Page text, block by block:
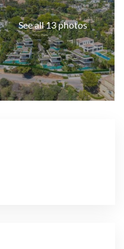
See all 13 photos